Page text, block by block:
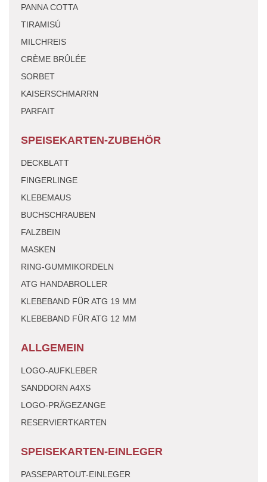
PANNA COTTA
TIRAMISÚ
MILCHREIS
CRÈME BRÛLÉE
SORBET
KAISERSCHMARRN
PARFAIT
SPEISEKARTEN-ZUBEHÖR
DECKBLATT
FINGERLINGE
KLEBEMAUS
BUCHSCHRAUBEN
FALZBEIN
MASKEN
RING-GUMMIKORDELN
ATG HANDABROLLER
KLEBEBAND FÜR ATG 19 MM
KLEBEBAND FÜR ATG 12 MM
ALLGEMEIN
LOGO-AUFKLEBER
SANDDORN A4XS
LOGO-PRÄGEZANGE
RESERVIERTKARTEN
SPEISEKARTEN-EINLEGER
PASSEPARTOUT-EINLEGER